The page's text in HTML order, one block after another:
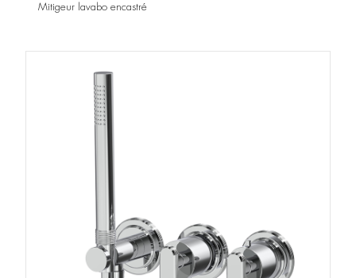
Mitigeur lavabo encastré